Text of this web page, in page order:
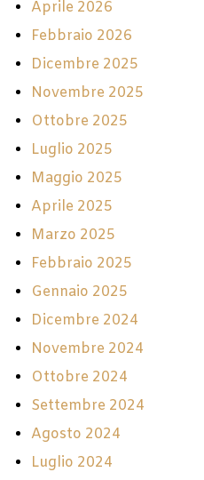
Aprile 2026
Febbraio 2026
Dicembre 2025
Novembre 2025
Ottobre 2025
Luglio 2025
Maggio 2025
Aprile 2025
Marzo 2025
Febbraio 2025
Gennaio 2025
Dicembre 2024
Novembre 2024
Ottobre 2024
Settembre 2024
Agosto 2024
Luglio 2024